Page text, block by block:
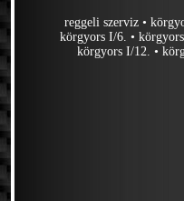
reggeli szerviz •
körgyors I/6. •
körgyors I/12. •